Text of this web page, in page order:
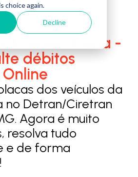
choice again.
Decline
em Fama -
débitos
dos veículos da
no Detran/Ciretran
Agora é muito
resolva tudo
e de forma